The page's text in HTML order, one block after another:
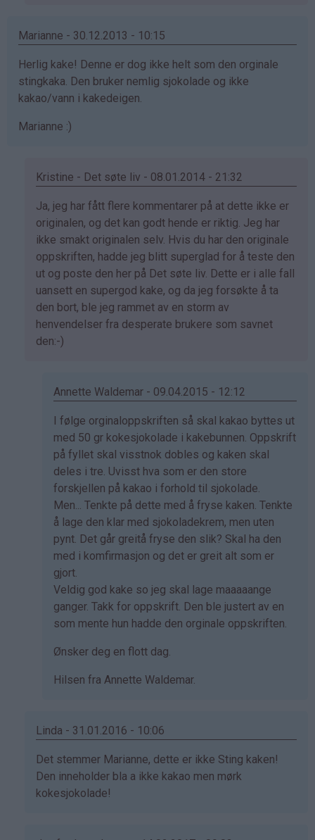
Silje
bekreftet)
Marianne - 30.12.2013 - 10:15
Herlig kake! Denne er dog ikke helt som den orginale
stingkaka. Den bruker nemlig sjokolade og ikke
kakao/vann i kakedeigen.
Marianne :)
Kristine - Det søte liv - 08.01.2014 - 21:32
Som
svar
på
av
Marianne
(ikke
bekreftet)
Ja, jeg har fått flere kommentarer på at dette ikke er
originalen, og det kan godt hende er riktig. Jeg har
ikke smakt originalen selv. Hvis du har den originale
oppskriften, hadde jeg blitt superglad for å teste den
ut og poste den her på Det søte liv. Dette er i alle fall
uansett en supergod kake, og da jeg forsøkte å ta
den bort, ble jeg rammet av en storm av
henvendelser fra desperate brukere som savnet
den:-)
Annette Waldemar - 09.04.2015 - 12:12
Som
svar
på
av
Kristine
-
Det…
I følge orginaloppskriften så skal kakao byttes ut
med 50 gr kokesjokolade i kakebunnen. Oppskrift
på fyllet skal visstnok dobles og kaken skal
deles i tre. Uvisst hva som er den store
forskjellen på kakao i forhold til sjokolade.
Men... Tenkte på dette med å fryse kaken. Tenkte
å lage den klar med sjokoladekrem, men uten
pynt. Det går greitå fryse den slik? Skal ha den
med i komfirmasjon og det er greit alt som er
gjort.
Veldig god kake so jeg skal lage maaaaange
ganger. Takk for oppskrift. Den ble justert av en
som mente hun hadde den orginale oppskriften.
Ønsker deg en flott dag.
Hilsen fra Annette Waldemar.
Linda - 31.01.2016 - 10:06
Som
svar
på
Det stemmer Marianne, dette er ikke Sting kaken!
Den inneholder bla a ikke kakao men mørk
kokesjokolade!